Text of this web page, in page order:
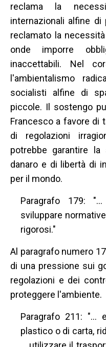
reclama la
internazionali alfine di
reclamato la
onde imporre
inaccettabili. Nel
l'ambientalismo
socialisti alfine di
piccole. Il sostengo
Francesco a favore di
di regolazioni
potrebbe garantire
danaro e di libertà di
per il mondo.
Paragrafo 179:
sviluppare
rigorosi."
Al paragrafo numero
di una pressione sui
regolazioni e dei
proteggere l'ambiente.
Paragrafo 211: "…
plastico o di carta,